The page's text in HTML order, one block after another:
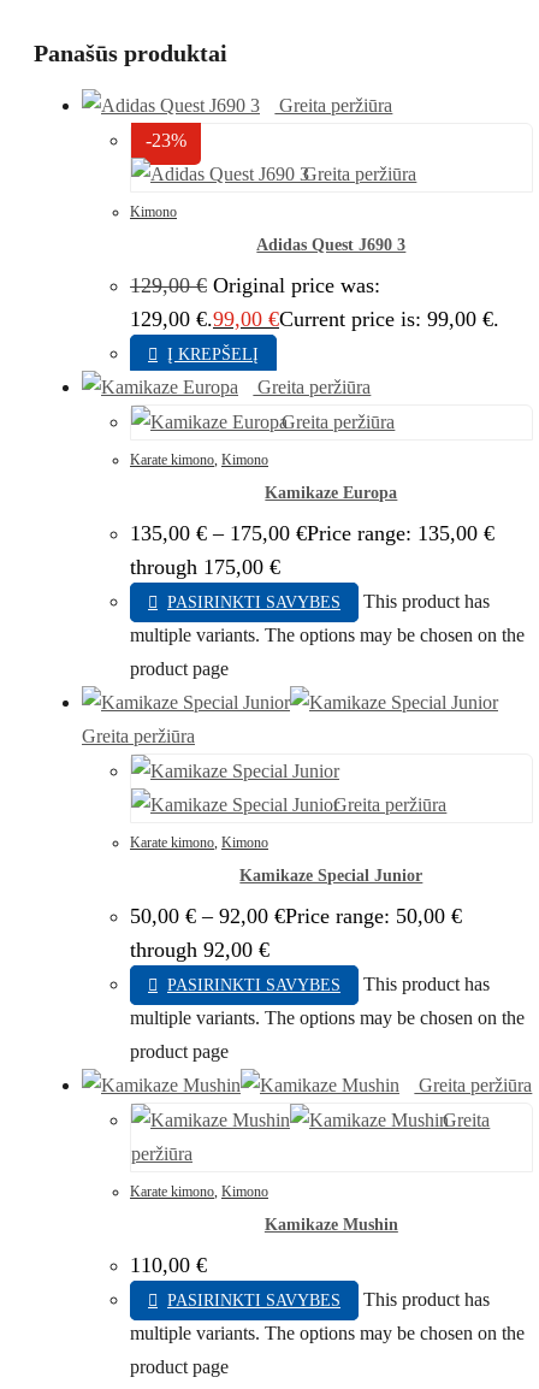
Panašūs produktai
Greita peržiūra
-23%
Greita peržiūra
Kimono
Adidas Quest J690 3
129,00€ Original price was:
129,00 €.99,00 €Current price is: 99,00 €.
Į KREPŠELĮ
Greita peržiūra
Greita peržiūra
Karate kimono, Kimono
Kamikaze Europa
135,00 € – 175,00 €Price range: 135,00 €
through 175,00 €
PASIRINKTI SAVYBES
This product has
multiple variants. The options may be chosen on the
product page
Greita peržiūra
Greita peržiūra
Karate kimono, Kimono
Kamikaze Special Junior
50,00 € – 92,00 €Price range: 50,00 €
through 92,00 €
PASIRINKTI SAVYBES
This product has
multiple variants. The options may be chosen on the
product page
Greita peržiūra
Greita
peržiūra
Karate kimono, Kimono
Kamikaze Mushin
110,00 €
PASIRINKTI SAVYBES
This product has
multiple variants. The options may be chosen on the
product page